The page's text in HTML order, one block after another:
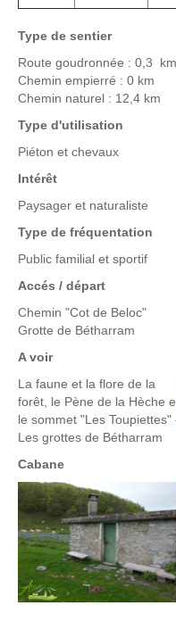
Type de sentier
Route goudronnée : 0,3 km
Chemin empierré : 0 km
Chemin naturel : 12,4 km
Type d'utilisation
Piéton et chevaux
Intérêt
Paysager et naturaliste
Type de fréquentation
Public familial et sportif
Accés / départ
Chemin "Cot de Beloc"
Grotte de Bétharram
A voir
La faune et la flore de la
forêt, le Pène de la Hèche
le sommet "Les Toupiettes"
Les grottes de Bétharram
Cabane